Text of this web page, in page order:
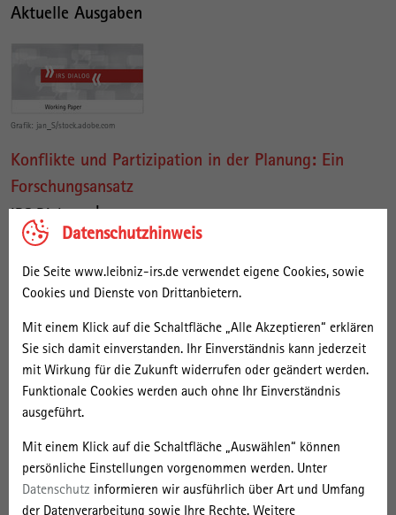
Datenschutzhinweis
Die Seite www.leibniz-irs.de verwendet eigene Cookies, sowie
Cookies und Dienste von Drittanbietern.
Mit einem Klick auf die Schaltfläche „Alle Akzeptieren“ erklären
Sie sich damit einverstanden. Ihr Einverständnis kann jederzeit
mit Wirkung für die Zukunft widerrufen oder geändert werden.
Funktionale Cookies werden auch ohne Ihr Einverständnis
ausgeführt.
Mit einem Klick auf die Schaltfläche „Auswählen“ können
persönliche Einstellungen vorgenommen werden. Unter
Datenschutz informieren wir ausführlich über Art und Umfang
der Datenverarbeitung sowie Ihre Rechte. Weitere
Aktuelle Ausgaben
Grafik: jan_S/stock.adobe.com
Konflikte und Partizipation in der Planung: Ein
Forschungsansatz
IRS Dialog 2 | 2023
Grafik: jan_S/stock.adobe.com
Large-scale Projects and the Green Transition: Key
Concepts and Outlook
IRS Dialog 1 | 2023
This working paper addresses large-scale projects, often known as
megaprojects, and their disruptive effects on policy and planning.